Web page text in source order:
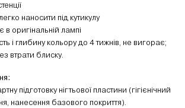
наносити під кутикулу
в оригінальній лампі
і глибину кольору до 4 тижнів, не вигорає;
втрати блиску.
підготовку нігтьової пластини (гігієнічний
нанесення базового покриття).